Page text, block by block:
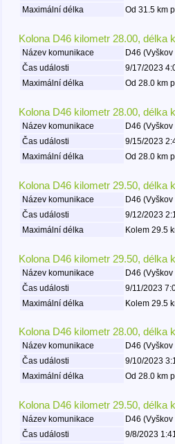
Maximální délka Od 31.5 km
Kolona D46 kilometr 28.00, délka
Název komunikace
D46
Čas události
9/17/2023
Maximální délka
Od 28.0 km
Kolona D46 kilometr 28.00, délka
Název komunikace
D46
Čas události
9/15/2023
Maximální délka
Od 28.0 km
Kolona D46 kilometr 29.50, délka
Název komunikace
D46
Čas události
9/12/2023
Maximální délka
Kolem 29.5
Kolona D46 kilometr 29.50, délka
Název komunikace
D46
Čas události
9/11/2023
Maximální délka
Kolem 29.5
Kolona D46 kilometr 28.00, délka
Název komunikace
D46
Čas události
9/10/2023
Maximální délka
Od 28.0 km
Kolona D46 kilometr 29.50, délka
Název komunikace
D46
Čas události
9/8/2023